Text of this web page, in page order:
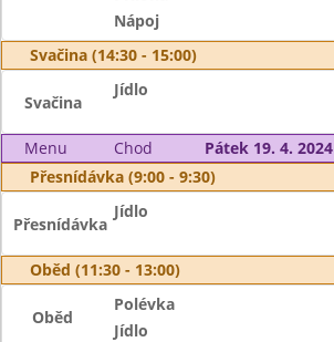
Nápoj
Svačina (14:30 - 15:00)
Svačina
Jídlo
Menu Chod
Pátek 19. 4. 2024
Přesnídávka (9:00 - 9:30)
Přesnídávka
Jídlo
Oběd (11:30 - 13:00)
Oběd
Polévka
Jídlo